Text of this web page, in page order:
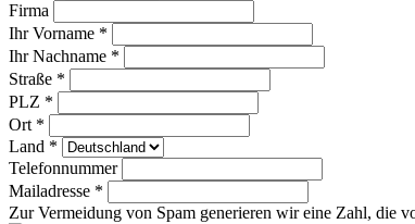
Firma
Ihr Vorname *
Ihr Nachname *
Straße *
PLZ *
Ort *
Land *
Telefonnummer
Mailadresse *
Zur Vermeidung von Spam generieren wir eine Zahl, die